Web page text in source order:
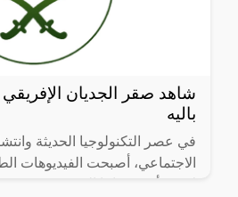
شاهد صقر الجديان
باليه
في عصر التكنولوجيا الحديثة
الاجتماعي، أصبحت الفيديوهات